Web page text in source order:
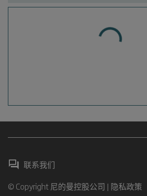
联系我们
© Copyright 尼的曼控股公司 | 隐私政策